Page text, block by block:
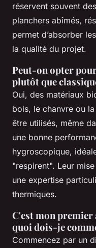
réservent souvent
planchers abîmés,
permet d’absorber
la qualité du projet.
Peut-on opter
plutôt que
Oui, des matériaux
bois, le chanvre ou
être utilisés, même
une bonne
hygroscopique,
"respirent". Leur
une expertise
thermiques.
C'est mon premier
quoi dois-je
Commencez par un